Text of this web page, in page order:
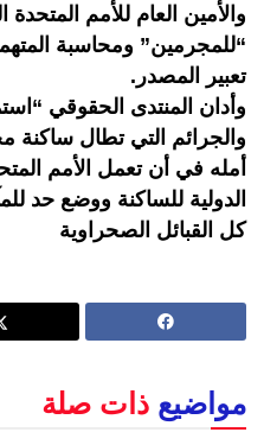
والأمين العام للأمم المتحدة
“للمجرمين” ومحاسبة
تعبير المصدر.
وأدان المنتدى الحقوقي
والجرائم التي تطال ساكنة
أمله في أن تعمل الأمم
الدولية للساكنة ووضع حد
كل القبائل الصحراوية
مواضيع ذات صلة